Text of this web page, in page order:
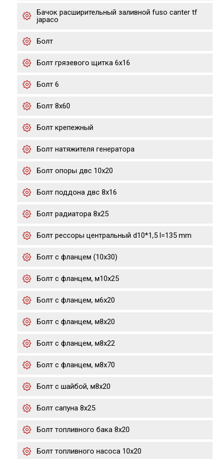
Бачок расширительный заливной fuso canter tf
japaco
Болт
Болт грязевого щитка 6х16
Болт 6
Болт 8х60
Болт крепежный
Болт натяжителя генератора
Болт опоры двс 10х20
Болт поддона двс 8х16
Болт радиатора 8х25
Болт рессоры центральный d10*1,5 l=135 mm
Болт с фланцем (10x30)
Болт с фланцем, м10х25
Болт с фланцем, м6х20
Болт с фланцем, м8х20
Болт с фланцем, м8х22
Болт с фланцем, м8х70
Болт с шайбой, м8х20
Болт сапуна 8х25
Болт топливного бака 8х20
Болт топливного насоса 10х20